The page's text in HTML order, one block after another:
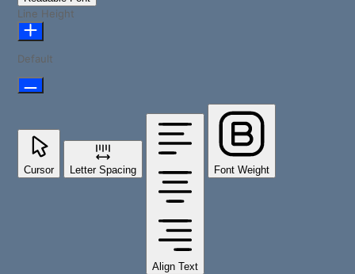
Line Height
Default
Cursor Letter Spacing
Align Text
Font Weight